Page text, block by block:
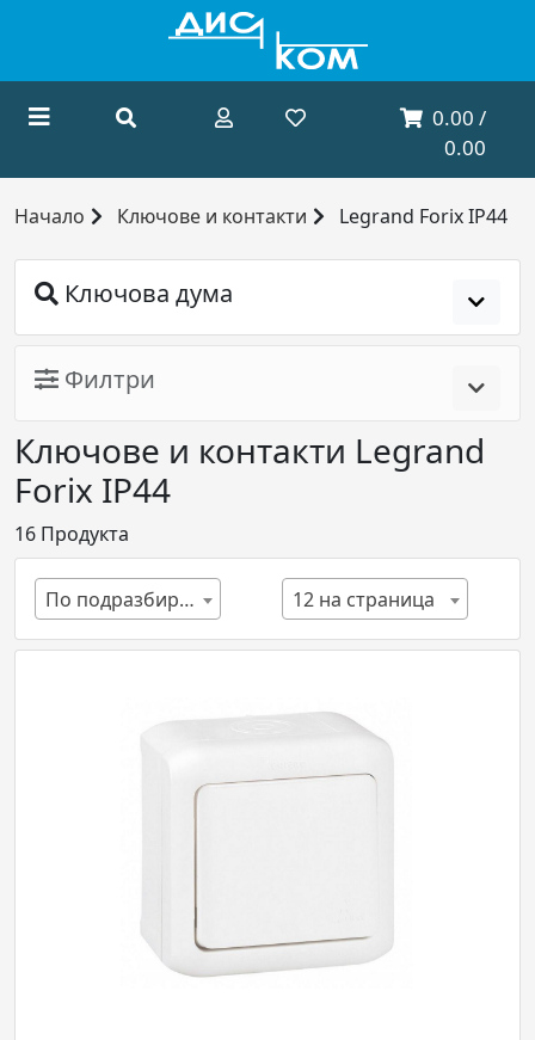
0.00 /
0.00
Начало Ключове и контакти Legrand Forix IP44
Ключова дума
Филтри
Ключове и контакти Legrand
Forix IP44
16 Продукта
По подразбиране 12 на страница